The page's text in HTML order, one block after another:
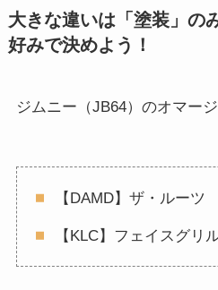
大きな違いは「塗装」の
好みで決めよう！
ジムニー（JB64）のオマージ
【DAMD】ザ・ルーツ
【KLC】フェイスグリ